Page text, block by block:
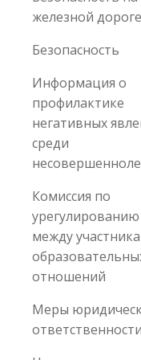
железной дороге
Безопасность
Информация о
профилактике
негативных
среди
Комиссия по
между
отношений
Меры
ответственности